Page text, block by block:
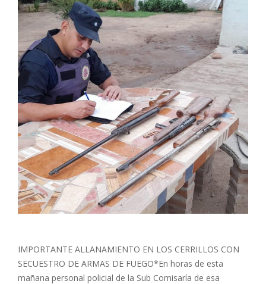
IMPORTANTE ALLANAMIENTO EN LOS CERRILLOS CON
SECUESTRO DE ARMAS DE FUEGO*En horas de esta
mañana personal policial de la Sub Comisaría de esa